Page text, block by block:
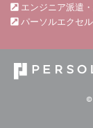
エンジニア派遣
パーソルエクセ
©